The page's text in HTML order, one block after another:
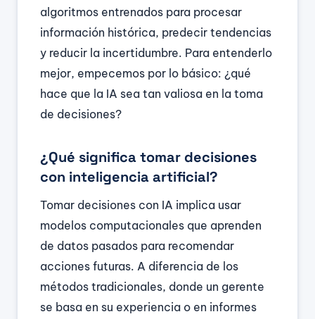
algoritmos entrenados para procesar
información histórica, predecir tendencias
y reducir la incertidumbre. Para entenderlo
mejor, empecemos por lo básico: ¿qué
hace que la IA sea tan valiosa en la toma
de decisiones?
¿Qué significa tomar decisiones
con inteligencia artificial?
Tomar decisiones con IA implica usar
modelos computacionales que aprenden
de datos pasados para recomendar
acciones futuras. A diferencia de los
métodos tradicionales, donde un gerente
se basa en su experiencia o en informes